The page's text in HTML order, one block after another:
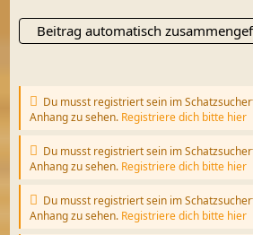
Beitrag automatisch
Du musst registriert sein im
Anhang zu sehen. Registriere dich bitte hier
Du musst registriert sein im
Anhang zu sehen. Registriere dich bitte hier
Du musst registriert sein im
Anhang zu sehen. Registriere dich bitte hier